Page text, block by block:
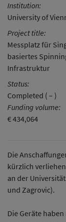
Institution:
University of
Project title:
Messplatz für
basiertes
Infrastruktur
Status:
Completed ( – )
Funding volume:
€ 434,064
Die
kürzlich
an der
und Zagrovic).
Die Geräte